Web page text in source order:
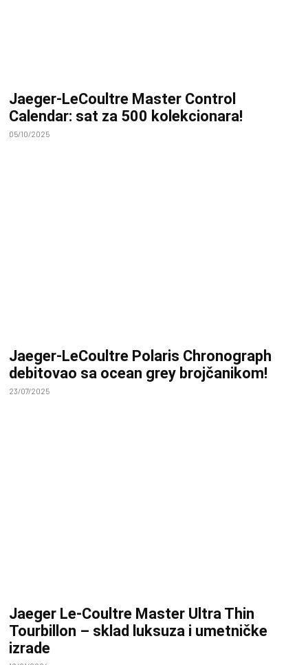
Jaeger-LeCoultre Master Control
Calendar: sat za 500 kolekcionara!
05/10/2025
Jaeger-LeCoultre Polaris Chronograph
debitovao sa ocean grey brojčanikom!
23/07/2025
Jaeger Le-Coultre Master Ultra Thin
Tourbillon – sklad luksuza i umetničke
izrade